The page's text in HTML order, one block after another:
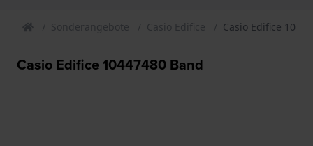
Sonderangebote Casio Edifice Casio Edifice
Casio Edifice 10447480 Band